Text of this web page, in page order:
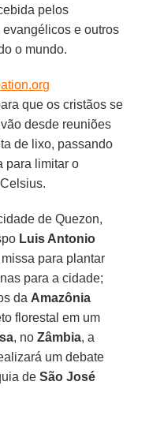
pelos
e outros
o mundo.
que os cristãos se
desde reuniões
de lixo, passando
para limitar o
de Quezon,
Luis Antonio
para plantar
para a cidade;
da Amazônia
florestal em um
, noZâmbia, a
um debate
deSão José